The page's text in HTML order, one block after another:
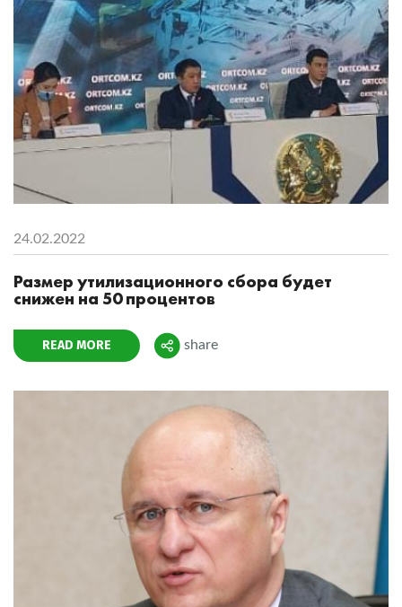
24.02.2022
Размер утилизационного сбора будет
снижен на 50 процентов
READ MORE Поделиться
share